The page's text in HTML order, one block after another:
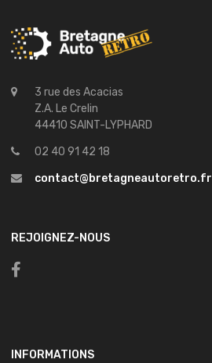
3 rue des Acacias
Z.A. Le Crelin
44410 SAINT-LYPHARD
02 40 91 42 18
contact@bretagneautoretro.fr
REJOIGNEZ-NOUS
INFORMATIONS